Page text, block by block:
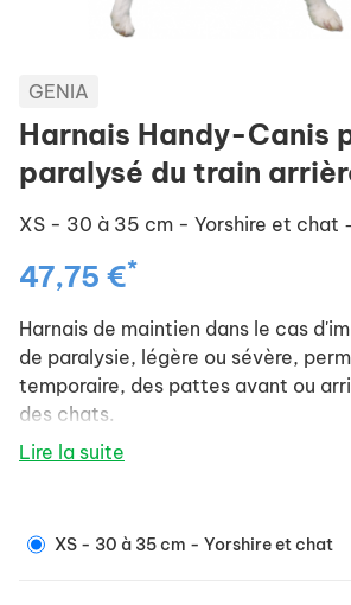
GENIA
Harnais Handy-Canis
paralysé du train
XS - 30 à 35 cm - Yorshire et chat
47,75 €*
Harnais de maintien dans le cas
de paralysie, légère ou sévère,
temporaire, des pattes avant ou
des chats.
Soulage l'animal dans ses
Lire la suite
XS - 30 à 35 cm - Yorshire et chat